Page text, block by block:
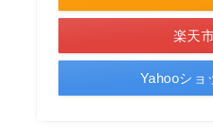
楽天
Yahooショ